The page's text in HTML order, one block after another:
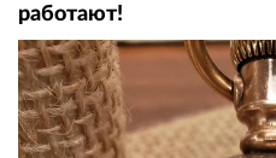
работают!